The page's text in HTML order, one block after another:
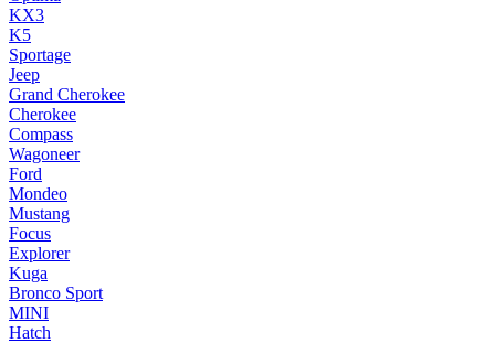
KX3
K5
Sportage
Jeep
Grand Cherokee
Cherokee
Compass
Wagoneer
Ford
Mondeo
Mustang
Focus
Explorer
Kuga
Bronco Sport
MINI
Hatch